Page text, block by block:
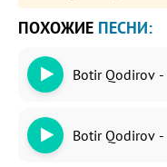
ПОХОЖИЕ ПЕСНИ:
Botir Qodirov -
Botir Qodirov